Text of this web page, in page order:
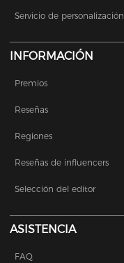
Servicio de personalización
INFORMACIÓN
Premios
Reseñas
Regiones
Reseñas de influencers
Selección del editor
ASISTENCIA
FAQ